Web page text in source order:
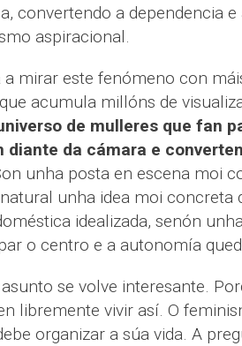
convertendo a dependencia
aspiracional.
a mirar este fenómeno con
acumula millóns de
de mulleres que fan
diante da cámara e
unha posta en escena moi
unha idea moi concreta
idealizada, senón
o centro e a autonomía
se volve interesante.
libremente vivir así. O
organizar a súa vida. A